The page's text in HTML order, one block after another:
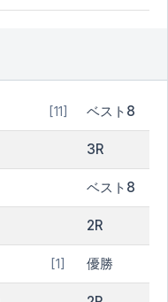
[11] ベスト8
3R
ベスト8
2R
[1] 優勝